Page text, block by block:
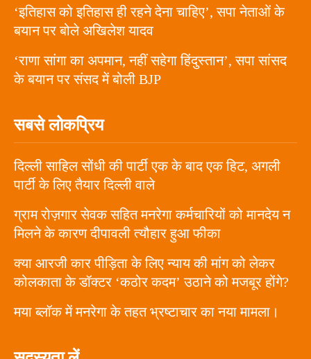
‘इतिहास को इतिहास ही रहने देना चाहिए’, सपा नेताओं के
बयान पर बोले अखिलेश यादव
‘राणा सांगा का अपमान, नहीं सहेगा हिंदुस्तान’, सपा सांसद
के बयान पर संसद में बोली BJP
सबसे लोकप्रिय
दिल्ली साहिल सोंधी की पार्टी एक के बाद एक हिट, अगली
पार्टी के लिए तैयार दिल्ली वाले
ग्राम रोज़गार सेवक सहित मनरेगा कर्मचारियों को मानदेय न
मिलने के कारण दीपावली त्यौहार हुआ फीका
क्या आरजी कार पीड़िता के लिए न्याय की मांग को लेकर
कोलकाता के डॉक्टर ‘कठोर कदम’ उठाने को मजबूर होंगे?
मया ब्लॉक में मनरेगा के तहत भ्रष्टाचार का नया मामला।